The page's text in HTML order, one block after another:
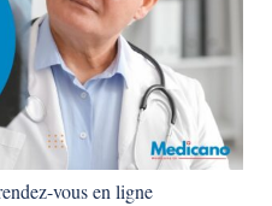
vous en ligne